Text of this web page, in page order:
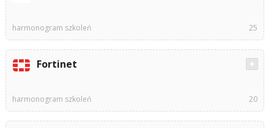
harmonogram szkoleń 25
Fortinet
harmonogram szkoleń 20